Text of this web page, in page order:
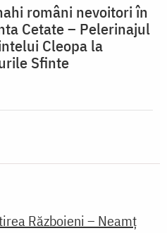
români nevoitori în
Cetate – Pelerinajul
Cleopa la
Sfinte
Războieni – Neamț